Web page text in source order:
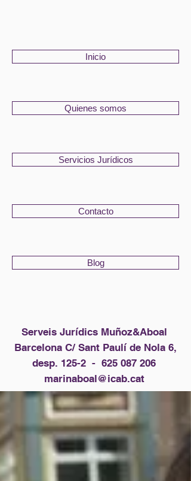
Inicio
Quienes somos
Servicios Jurídicos
Contacto
Blog
Serveis Jurídics Muñoz&Aboal
Barcelona C/ Sant Paulí de Nola 6,
desp. 125-2 - 625 087 206
marinaboal@icab.cat